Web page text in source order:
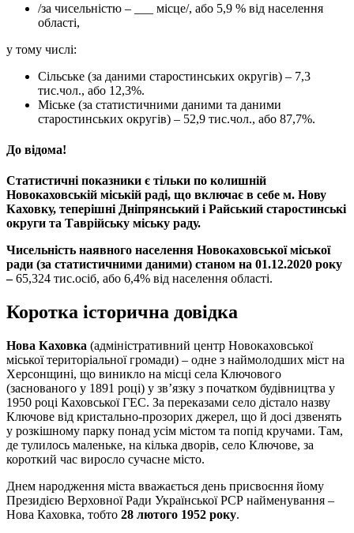
/за чисельністю – ___ місце/, або 5,9 % від населення
області,
у тому числі:
Сільське (за даними старостинських округів) – 7,3
тис.чол., або 12,3%.
Міське (за статистичними даними та даними
старостинських округів) – 52,9 тис.чол., або 87,7%.
До відома!
Статистичні показники є тільки по колишній
Новокаховській міській раді, що включає в себе м. Нову
Каховку, теперішні Дніпрянський і Райський старостинські
округи та Таврійську міську раду.
Чисельність наявного населення Новокаховської міської
ради (за статистичними даними) станом на 01.12.2020 року
– 65,324 тис.осіб, або 6,4% від населення області.
Коротка історична довідка
Нова Каховка (адміністративний центр Новокаховської
міської територіальної громади) – одне з наймолодших міст на
Херсонщині, що виникло на місці села Ключового
(заснованого у 1891 році) у зв’язку з початком будівництва у
1950 році Каховської ГЕС. За переказами село дістало назву
Ключове від кристально-прозорих джерел, що й досі дзвенять
у розкішному парку понад усім містом та попід кручами. Там,
де тулилось маленьке, на кілька дворів, село Ключове, за
короткий час виросло сучасне місто.
Днем народження міста вважається день присвоєння йому
Президією Верховної Ради Української РСР найменування –
Нова Каховка, тобто 28 лютого 1952 року.